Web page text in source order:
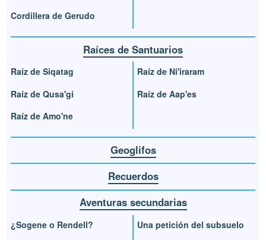
Cordillera de Gerudo
Raíces de Santuarios
Raíz de Siqatag
Raíz de Qusa'gi
Raíz de Amo'ne
Raíz de Ni'iraram
Raíz de Aap'es
Geoglifos
Recuerdos
Aventuras secundarias
¿Sogene o Rendell?
Una petición del subsuelo